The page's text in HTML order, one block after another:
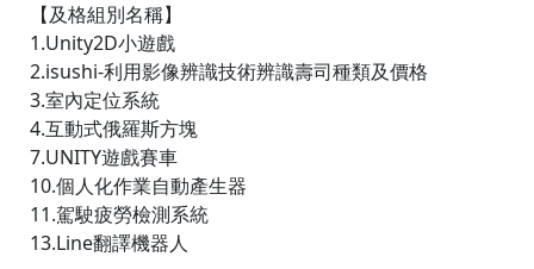
【及格組別名稱】
1.Unity2D小遊戲
2.isushi-利用影像辨識技術辨識壽司種類及價格
3.室內定位系統
4.互動式俄羅斯方塊
7.UNITY遊戲賽車
10.個人化作業自動產生器
11.駕駛疲勞檢測系統
13.Line翻譯機器人